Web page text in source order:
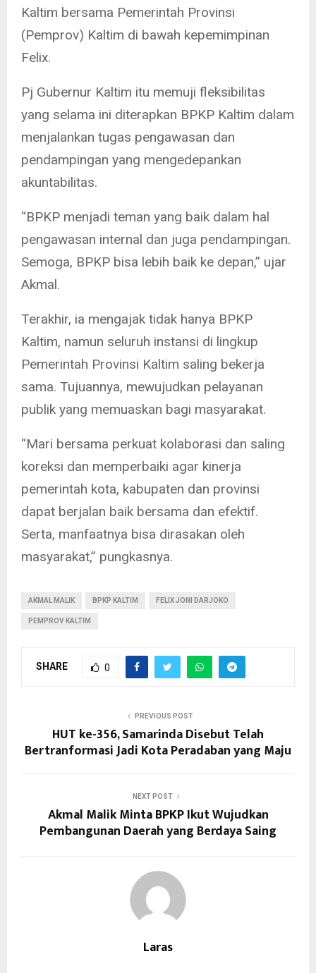
Kaltim bersama Pemerintah Provinsi
(Pemprov) Kaltim di bawah kepemimpinan
Felix.
Pj Gubernur Kaltim itu memuji fleksibilitas
yang selama ini diterapkan BPKP Kaltim dalam
menjalankan tugas pengawasan dan
pendampingan yang mengedepankan
akuntabilitas.
“BPKP menjadi teman yang baik dalam hal
pengawasan internal dan juga pendampingan.
Semoga, BPKP bisa lebih baik ke depan,” ujar
Akmal.
Terakhir, ia mengajak tidak hanya BPKP
Kaltim, namun seluruh instansi di lingkup
Pemerintah Provinsi Kaltim saling bekerja
sama. Tujuannya, mewujudkan pelayanan
publik yang memuaskan bagi masyarakat.
“Mari bersama perkuat kolaborasi dan saling
koreksi dan memperbaiki agar kinerja
pemerintah kota, kabupaten dan provinsi
dapat berjalan baik bersama dan efektif.
Serta, manfaatnya bisa dirasakan oleh
masyarakat,” pungkasnya.
AKMAL MALIK BPKP KALTIM FELIX JONI DARJOKO
PEMPROV KALTIM
SHARE 0
PREVIOUS POST
HUT ke-356, Samarinda Disebut Telah
Bertranformasi Jadi Kota Peradaban yang Maju
NEXT POST
Akmal Malik Minta BPKP Ikut Wujudkan
Pembangunan Daerah yang Berdaya Saing
Laras